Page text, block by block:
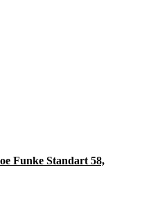
Funke Standart 58,